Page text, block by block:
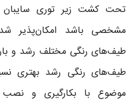
تحت کشت زیر توری
مشخصی باشد امکان‌پذیر
طیف‌های رنگی مختلف رشد و
طیف‌های رنگی رشد بهتری
موضوع با بکارگیری و